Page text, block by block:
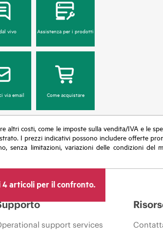
vivo Assistenza per i prodotti
via email Come acquistare
costi, come le imposte sulla vendita/IVA e le
I prezzi indicativi possono includere offerte
limitazioni, variazioni delle condizioni del
4 articoli per il confronto.
support services